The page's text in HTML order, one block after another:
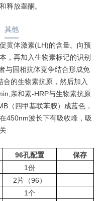
释放睾酮。
其他
黄体激素(LH)的含量。向预
，再加入生物素标记的识别
与固相抗体竞争结合形成免
的生物素抗原，然后加入
亲和素-HRP与生物素抗原
（四甲基联苯胺）成蓝色，
450nm波长下有吸收峰，吸
96孔配置
保存
1份
2片（96）
1个